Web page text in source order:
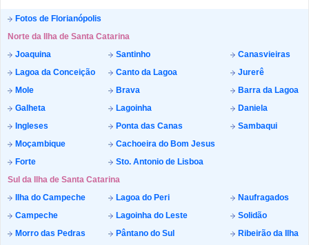
Fotos de Florianópolis
Norte da Ilha de Santa Catarina
Joaquina
Santinho
Canasvieiras
Lagoa da Conceição
Canto da Lagoa
Jurerê
Mole
Brava
Barra da Lagoa
Galheta
Lagoinha
Daniela
Ingleses
Ponta das Canas
Sambaqui
Moçambique
Cachoeira do Bom Jesus
Forte
Sto. Antonio de Lisboa
Sul da Ilha de Santa Catarina
Ilha do Campeche
Lagoa do Peri
Naufragados
Campeche
Lagoinha do Leste
Solidão
Morro das Pedras
Pântano do Sul
Ribeirão da Ilha